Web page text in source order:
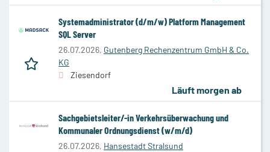
Systemadministrator (d/m/w) Platform Management
SQL Server
26.07.2026, Gutenberg Rechenzentrum GmbH & Co.
KG
Ziesendorf
Läuft morgen ab
Sachgebietsleiter/-in Verkehrsüberwachung und
Kommunaler Ordnungsdienst (w/m/d)
26.07.2026, Hansestadt Stralsund